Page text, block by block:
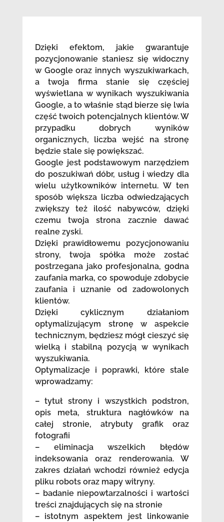
Dzięki efektom, jakie gwarantuje
pozycjonowanie staniesz się widoczny
w Google oraz innych wyszukiwarkach,
a twoja firma stanie się częściej
wyświetlana w wynikach wyszukiwania
Google, a to właśnie stąd bierze się lwia
część twoich potencjalnych klientów. W
przypadku dobrych wyników
organicznych, liczba wejść na stronę
będzie stale się powiększać.
Google jest podstawowym narzędziem
do poszukiwań dóbr, usług i wiedzy dla
wielu użytkowników internetu. W ten
sposób większa liczba odwiedzających
zwiększy też ilość nabywców, dzięki
czemu twoja strona zacznie dawać
realne zyski.
Dzięki prawidłowemu pozycjonowaniu
strony, twoja spółka może zostać
postrzegana jako profesjonalna, godna
zaufania marka, co spowoduje zdobycie
zaufania i uznanie od zadowolonych
klientów.
Dzięki cyklicznym działaniom
optymalizującym stronę w aspekcie
technicznym, będziesz mógł cieszyć się
wielką i stabilną pozycją w wynikach
wyszukiwania.
Optymalizacje i poprawki, które stale
wprowadzamy:
– tytuł strony i wszystkich podstron,
opis meta, struktura nagłówków na
całej stronie, atrybuty grafik oraz
fotografii
– eliminacja wszelkich błędów
indeksowania oraz renderowania. W
zakres działań wchodzi również edycja
pliku robots oraz mapy witryny.
– badanie niepowtarzalności i wartości
treści znajdujących się na stronie
– istotnym aspektem jest linkowanie